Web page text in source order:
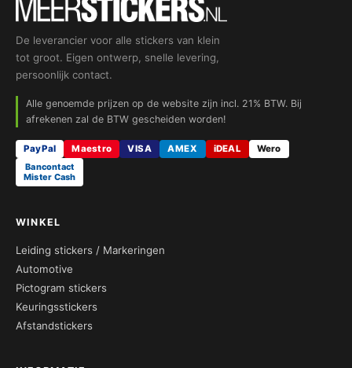
De leverancier voor alle stickers van klein
tot groot. Eigen ontwerp, snelle levering,
persoonlijk contact.
Alle genoemde prijzen op de website zijn incl. 21% BTW. Bij
afrekenen zal de BTW gescheiden worden!
PayPal Maestro VISA AMEX iDEAL
Wero
Bancontact
Mister Cash
WINKEL
Leiding stickers / Markeringen
Automotive
Pictogram stickers
Keuringsstickers
Afstandstickers